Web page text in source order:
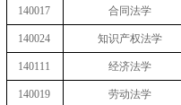
140017 合同法学
140024 知识产权法学
140111 经济法学
140019 劳动法学